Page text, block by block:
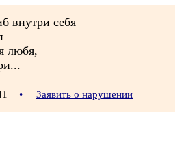
внутри себя
любя,
• Заявить о нарушении